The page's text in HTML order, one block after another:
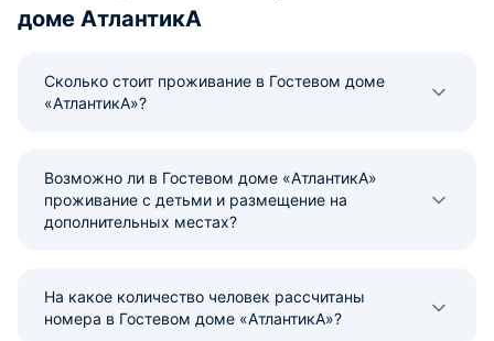
доме АтлантикА
Сколько стоит проживание в Гостевом доме
«АтлантикА»?
Возможно ли в Гостевом доме «АтлантикА»
проживание с детьми и размещение на
дополнительных местах?
На какое количество человек рассчитаны
номера в Гостевом доме «АтлантикА»?